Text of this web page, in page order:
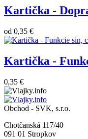
Kartička -
od 0,35 €
Kartička -
0,35 €
Obchod - SVK, s.r.o.
Chotčanská 117/40
091 01 Stropkov